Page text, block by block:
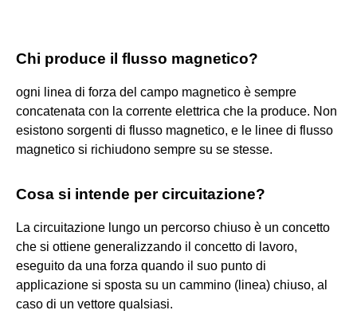
Chi produce il flusso magnetico?
ogni linea di forza del campo magnetico è sempre
concatenata con la corrente elettrica che la produce. Non
esistono sorgenti di flusso magnetico, e le linee di flusso
magnetico si richiudono sempre su se stesse.
Cosa si intende per circuitazione?
La circuitazione lungo un percorso chiuso è un concetto
che si ottiene generalizzando il concetto di lavoro,
eseguito da una forza quando il suo punto di
applicazione si sposta su un cammino (linea) chiuso, al
caso di un vettore qualsiasi.